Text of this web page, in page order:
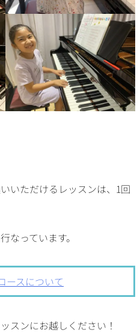
いただけるレッスンは、1回
なっています。
ースについて
スンにお越しください！